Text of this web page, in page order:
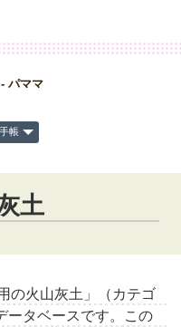
パママ
帳
土
の火山灰土」（カテゴ
ータベースです。この